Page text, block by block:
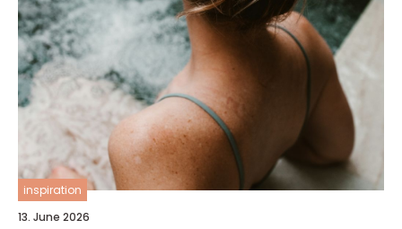
inspiration
13. June 2026